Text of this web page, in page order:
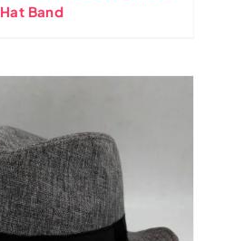
Hat Band